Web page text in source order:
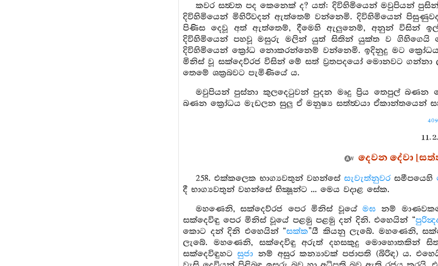
කවර සත්‍වත පද කෙනෙක් ද? යත්: දිවිහිමියෙන් මවුපියන්
දිවිහිමියෙන් මිහිරිවදන් ඇත්තෙම් වන්නෙමි. දිවිහිමියෙන්
පිණිස දෙවූ අත් ඇත්තෙම්, දීමෙහි ඇලුනෙම්, අනුන් විසින්
දිවිහිමියෙන් පහවූ මසුරු මලින් යුත් සිතින් යුක්ත ව ගිහිගෙයි
දිවිහිමියෙන් ක්‍රෝධ නොකරන්නෙම් වන්නෙමි. ඉදිනුදු මට
මිනිස් වූ සක්දෙව්රජ විසින් මේ සත් ව්‍රතපදයෝ මොනවට ගන්නා
තෙමේ ශක්‍රබවට පැමිණියේ ය.
මවුපියන් පුස්නා කුලදෙටුවන් පුදන මෘදු ප්‍රිය තෙපුල්
බණන ක්‍රෝධය මැඩලන සුලු ඒ මනුෂ්‍ය සත්ත්‍වයා ඒකාන්තයෙන්
409
11.
දෙවන දේවා
258. එක්කලෙක භාග්‍යවතුන් වහන්සේසැවැත්නුවරසමීපයෙහි
දී භාග්‍යවතුන් වහන්සේ භික්‍ෂූන්ට ... මෙය වදාළ සේක.
මහණෙනි, සක්දෙව්රජ පෙර මිනිස් වූයේමඝ නම්
සක්දෙවිඳු පෙර මිනිස් වූයේ පළමු පළමු දන් දිනි. එහෙයින් “
කොට දන් දිනි එහෙයින් “සක්ක”යී කියනු ලැබේ. මහණෙනි,
ලැබේ. මහණෙනි, සක්දෙවිඳු අරුත් දහසකුදු මොහොතකින්
සක්දෙවිඳුහටසුජා නම් අසුර කන්‍යාවක් පජාපති (බිරිඳ) ය.